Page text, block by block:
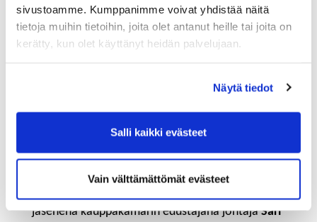
sivustoamme. Kumppanimme voivat yhdistää näitä
tietoja muihin tietoihin, joita olet antanut heille tai joita on
kerätty, kun olet käyttänyt heidän palvelujaan.
Näytä tiedot
Salli kaikki evästeet
Vain välttämättömät evästeet
- Seudullisen elinkeinoyhtiöPrizztech Oy:n
hallituksessa Satakunnan kauppakamari ja
Satakunnan yrittäjät vuorottelevat ollen vuoroin
jäsenenä kauppakamarin edustajana johtajaSari